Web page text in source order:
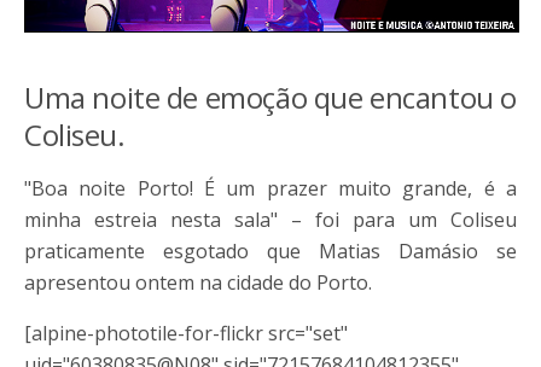
Uma noite de emoção que encantou o
Coliseu.
"Boa noite Porto! É um prazer muito grande, é a
minha estreia nesta sala" – foi para um Coliseu
praticamente esgotado que Matias Damásio se
apresentou ontem na cidade do Porto.
[alpine-phototile-for-flickr src="set"